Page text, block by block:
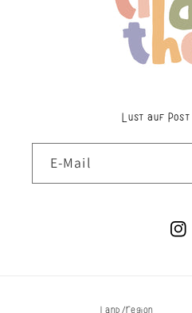
Lust auf Post
E-Mail
Land/Region